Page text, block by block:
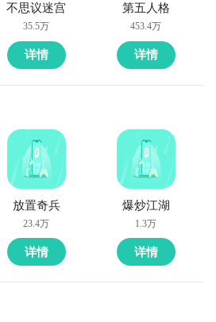
不思议迷宫
35.5万
详情
第五人格
453.4万
详情
放置奇兵
23.4万
详情
爆炒江湖
1.3万
详情